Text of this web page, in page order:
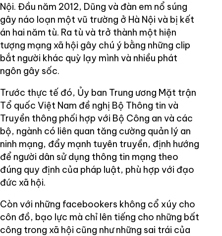
Nội. Đầu năm 2012, Dũng và đàn em nổ súng
gây náo loạn một vũ trường ở Hà Nội và bị kết
án hai năm tù. Ra tù và trở thành một hiện
tượng mạng xã hội gây chú ý bằng những clip
bắt người khác quỳ lạy mình và nhiều phát
ngôn gây sốc.
Trước thực tế đó, Ủy ban Trung ương Mặt trận
Tổ quốc Việt Nam đề nghị Bộ Thông tin và
Truyền thông phối hợp với Bộ Công an và các
bộ, ngành có liên quan tăng cường quản lý an
ninh mạng, đẩy mạnh tuyên truyền, định hướng
để người dân sử dụng thông tin mạng theo
đúng quy định của pháp luật, phù hợp với đạo
đức xã hội.
Còn với những facebookers không cổ xúy cho
côn đồ, bạo lực mà chỉ lên tiếng cho những bất
công trong xã hội cũng như những sai trái của